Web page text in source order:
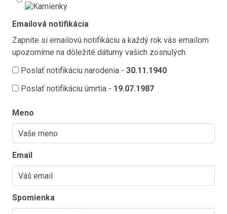
Emailová notifikácia
Zapnite si emailovú notifikáciu a každý rok vás emailom
upozorníme na dôležité dátumy vašich zosnulých.
Poslať notifikáciu narodenia - 30.11.1940
Poslať notifikáciu úmrtia - 19.07.1987
Meno
Email
Spomienka